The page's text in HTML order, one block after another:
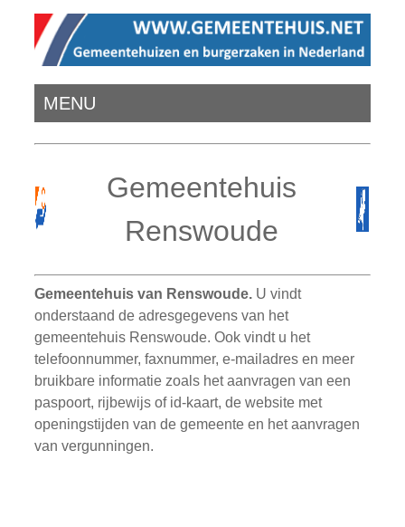
MENU
Gemeentehuis
Renswoude
Gemeentehuis van Renswoude. U vindt
onderstaand de adresgegevens van het
gemeentehuis Renswoude. Ook vindt u het
telefoonnummer, faxnummer, e-mailadres en meer
bruikbare informatie zoals het aanvragen van een
paspoort, rijbewijs of id-kaart, de website met
openingstijden van de gemeente en het aanvragen
van vergunningen.